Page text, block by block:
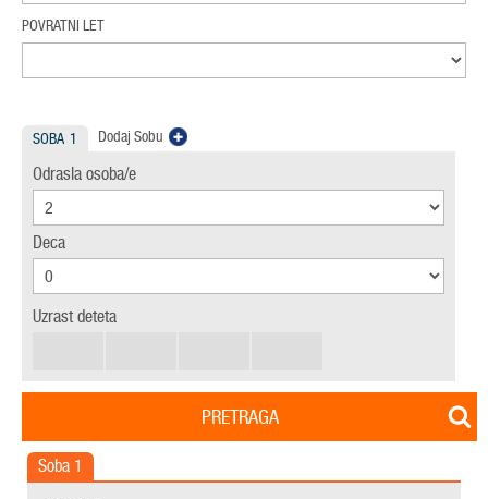
POVRATNI LET
SOBA 1 Dodaj Sobu
Odrasla osoba/e
Deca
Uzrast deteta
PRETRAGA
Soba 1